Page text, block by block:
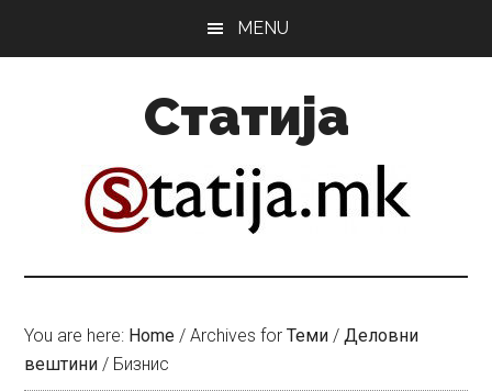
MENU
Статија
You are here: Home / Archives forТеми / Деловни
вештини / Бизнис